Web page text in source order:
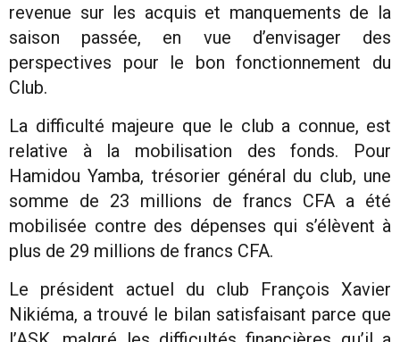
revenue sur les acquis et manquements de la
saison passée, en vue d’envisager des
perspectives pour le bon fonctionnement du
Club.
La difficulté majeure que le club a connue, est
relative à la mobilisation des fonds. Pour
Hamidou Yamba, trésorier général du club, une
somme de 23 millions de francs CFA a été
mobilisée contre des dépenses qui s’élèvent à
plus de 29 millions de francs CFA.
Le président actuel du club François Xavier
Nikiéma, a trouvé le bilan satisfaisant parce que